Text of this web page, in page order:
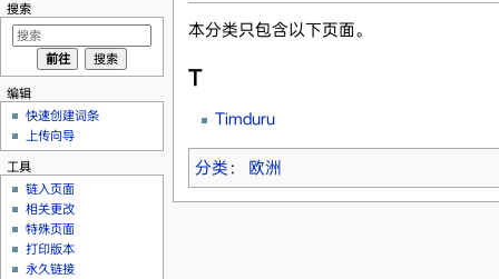
本分类只包含以下页面。
T
Timduru
分类 ： 欧洲
搜索
编辑
快速创建词条
上传向导
工具
链入页面
相关更改
特殊页面
打印版本
永久链接